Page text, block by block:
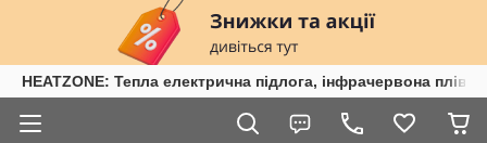
HEATZONE: Тепла електрична підлога, інфрачервона